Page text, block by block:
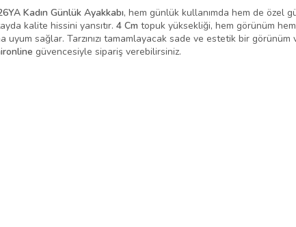
Kadın Günlük Ayakkabı, hem günlük kullanımda hem de özel
kalite hissini yansıtır. 4 Cm topuk yüksekliği, hem görünüm
uyum sağlar. Tarzınızı tamamlayacak sade ve estetik bir
güvencesiyle sipariş verebilirsiniz.